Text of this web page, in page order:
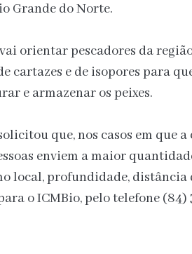
Grande do Norte.
orientar pescadores da
cartazes e de isopores para
e armazenar os peixes.
que, nos casos em que
enviem a maior
local, profundidade, distância
o ICMBio, pelo telefone (84)